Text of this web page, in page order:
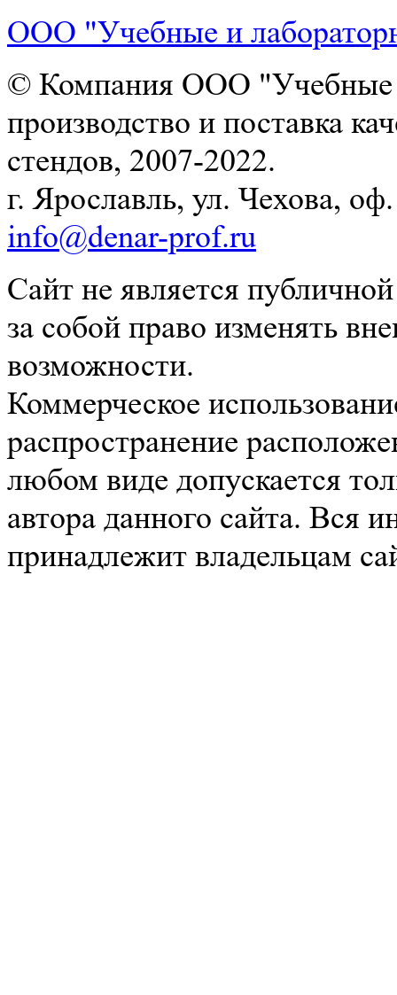
ООО "Учебные и
© Компания ООО "Учебные
производство и поставка
стендов, 2007-2022.
г. Ярославль, ул. Чехова,
info@denar-prof.ru
Сайт не является
за собой право изменять
возможности.
Коммерческое
распространение
любом виде допускается
автора данного сайта. Вся
принадлежит владельцам